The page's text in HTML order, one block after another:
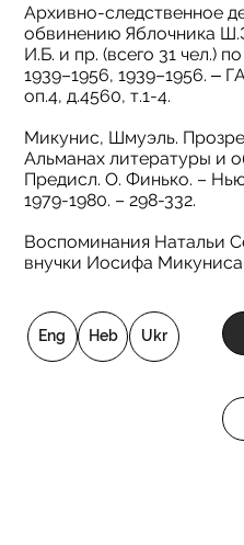
Eng Heb Ukr
Архивно-следственное
обвинению Яблочника
И.Б. и пр. (всего 31 чел.)
1939–1956, 1939–1956. ‒
оп.4, д.4560, т.1-4.
Микунис, Шмуэль.
Альманах литературы и
Предиcл. О. Финько. –
1979-1980. – 298-332.
Воспоминания Натальи
внучки Иосифа Микуниса